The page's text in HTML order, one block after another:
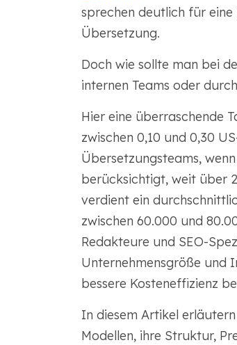
sprechen deutlich für
Übersetzung.
Doch wie sollte man bei
internen Teams oder
Hier eine überraschende
zwischen 0,10 und 0,30
Übersetzungsteams,
berücksichtigt, weit über
verdient ein
zwischen 60.000 und
Redakteure und SEO-
Unternehmensgröße und
bessere Kosteneffizienz
In diesem Artikel
Modellen, ihre Struktur,